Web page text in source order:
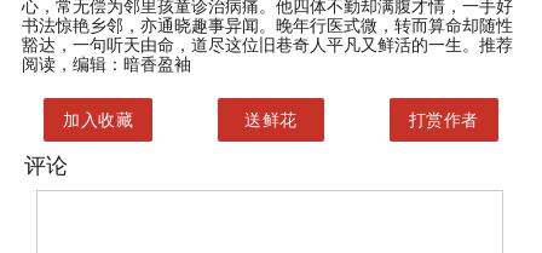
心，常无偿为邻里孩童诊治病痛。他四体不勤却满腹才情，一手好
书法惊艳乡邻，亦通晓趣事异闻。晚年行医式微，转而算命却随性
豁达，一句听天由命，道尽这位旧巷奇人平凡又鲜活的一生。推荐
阅读，编辑：暗香盈袖
加入收藏 送鲜花 打赏作者
评论